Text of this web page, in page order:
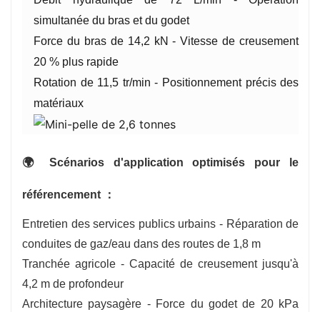
simultanée du bras et du godet
Force du bras de 14,2 kN - Vitesse de creusement
20 % plus rapide
Rotation de 11,5 tr/min - Positionnement précis des
matériaux
🌍 Scénarios d'application optimisés pour le
référencement ：
Entretien des services publics urbains - Réparation de
conduites de gaz/eau dans des routes de 1,8 m
Tranchée agricole - Capacité de creusement jusqu'à
4,2 m de profondeur
Architecture paysagère - Force du godet de 20 kPa